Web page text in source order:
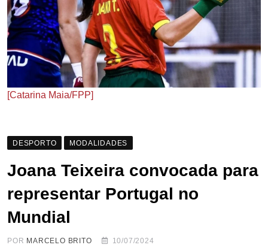
[Catarina Maia/FPP]
DESPORTO MODALIDADES
Joana Teixeira convocada para
representar Portugal no
Mundial
POR MARCELO BRITO 10/07/2024